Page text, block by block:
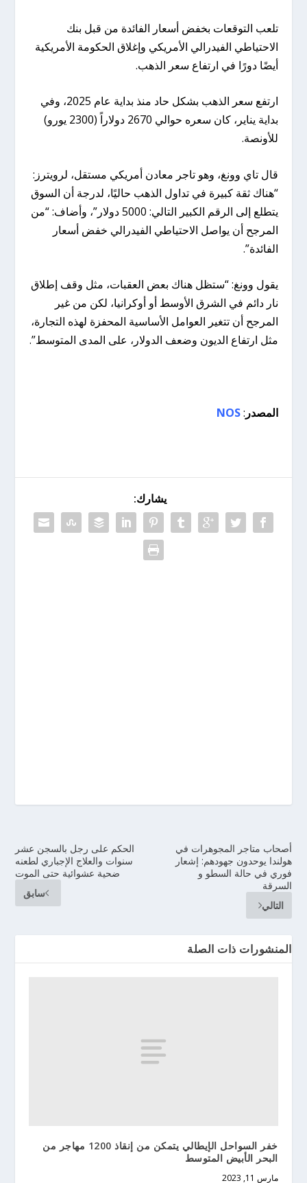
تلعب التوقعات بخفض أسعار الفائدة من قبل بنك
الاحتياطي الفيدرالي الأمريكي وإغلاق الحكومة الأمريكية
أيضًا دورًا في ارتفاع سعر الذهب.
ارتفع سعر الذهب بشكل حاد منذ بداية عام 2025، وفي
بداية يناير، كان سعره حوالي 2670 دولاراً (2300 يورو)
للأونصة.
قال تاي وونغ، وهو تاجر معادن أمريكي مستقل، لرويترز:
“هناك ثقة كبيرة في تداول الذهب حاليًا، لدرجة أن السوق
يتطلع إلى الرقم الكبير التالي: 5000 دولار”، وأضاف: “من
المرجح أن يواصل الاحتياطي الفيدرالي خفض أسعار
الفائدة”.
يقول وونغ: “ستظل هناك بعض العقبات، مثل وقف إطلاق
نار دائم في الشرق الأوسط أو أوكرانيا، لكن من غير
المرجح أن تتغير العوامل الأساسية المحفزة لهذه التجارة،
مثل ارتفاع الديون وضعف الدولار، على المدى المتوسط”.
المصدر :
NOS
يشارك:
الحكم على رجل بالسجن عشر
سنوات والعلاج الإجباري لطعنه
ضحية عشوائية حتى الموت
سابق
أصحاب متاجر المجوهرات في
هولندا يوحدون جهودهم: إشعار
فوري في حالة السطو و
السرقة
التالي
المنشورات ذات الصلة
خفر السواحل الإيطالي يتمكن من إنقاذ 1200 مهاجر من
البحر الأبيض المتوسط
مارس 11, 2023